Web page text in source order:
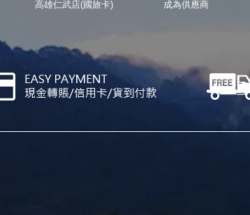
高雄仁武店(國旅卡)
成為供應商